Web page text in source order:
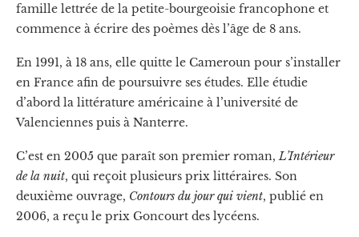
famille lettrée de la petite-bourgeoisie francophone et
commence à écrire des poèmes dès l’âge de 8 ans.
En 1991, à 18 ans, elle quitte le Cameroun pour s’installer
en France afin de poursuivre ses études. Elle étudie
d’abord la littérature américaine à l’université de
Valenciennes puis à Nanterre.
C’est en 2005 que paraît son premier roman,L’Intérieur
de la nuit, qui reçoit plusieurs prix littéraires. Son
deuxième ouvrage, Contours du jour qui vient, publié en
2006, a reçu le prix Goncourt des lycéens.